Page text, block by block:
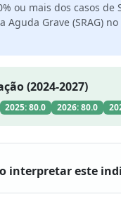
ou mais dos casos de
Aguda Grave (SRAG) no
(2024-2027)
2025: 80.0 2026: 80.0
interpretar este